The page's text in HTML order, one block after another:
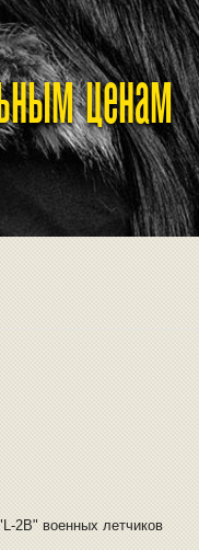
ценам
2B" военных летчиков